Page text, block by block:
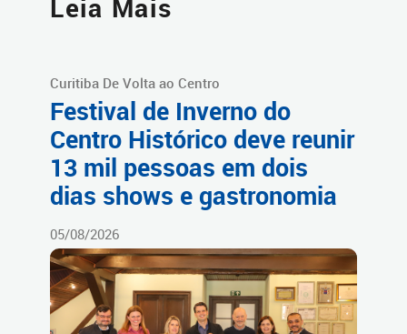
Leia Mais
Curitiba De Volta ao Centro
Festival de Inverno do
Centro Histórico deve reunir
13 mil pessoas em dois
dias shows e gastronomia
05/08/2026